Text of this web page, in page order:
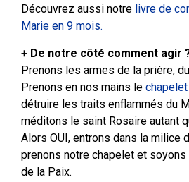
Découvrez aussi notre livre de
Marie en 9 mois.
+ De notre côté comment agir
Prenons les armes de la prière,
Prenons en nos mains le chapelet
détruire les traits enflammés du
méditons le saint Rosaire autant
Alors OUI, entrons dans la milice
prenons notre chapelet et
de la Paix.